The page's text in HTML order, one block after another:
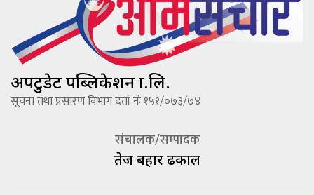
अपटुडेट पब्लिकेशन प्रा.लि.
सूचना तथा प्रसारण विभाग दर्ता नंः १५१/०७३/७४
संचालक/सम्पादक
तेज बहादूर ढकाल